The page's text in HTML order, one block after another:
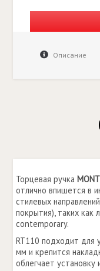
Описание
Торцевая ручка
отлично впишется в
стилевых
покрытия), таких
contemporary.
RT110 подходит для
мм и крепится
облегчает